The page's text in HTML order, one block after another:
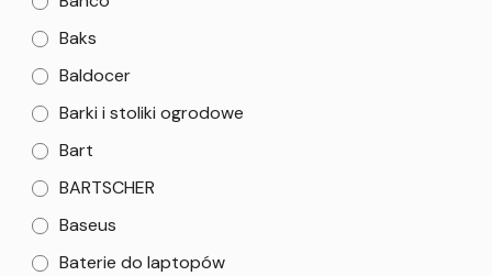
Baks
Baldocer
Barki i stoliki ogrodowe
Bart
BARTSCHER
Baseus
Baterie do laptopów